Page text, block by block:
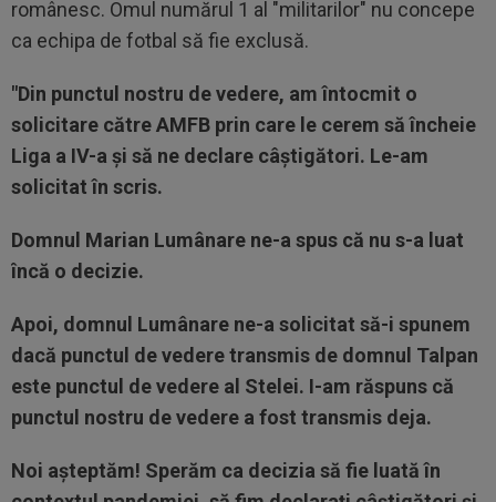
românesc. Omul numărul 1 al "militarilor" nu concepe
ca echipa de fotbal să fie exclusă.
"Din punctul nostru de vedere, am întocmit o
solicitare către AMFB prin care le cerem să încheie
Liga a IV-a și să ne declare câștigători. Le-am
solicitat în scris.
Domnul Marian Lumânare ne-a spus că nu s-a luat
încă o decizie.
Apoi, domnul Lumânare ne-a solicitat să-i spunem
dacă punctul de vedere transmis de domnul Talpan
este punctul de vedere al Stelei. I-am răspuns că
punctul nostru de vedere a fost transmis deja.
Noi așteptăm! Sperăm ca decizia să fie luată în